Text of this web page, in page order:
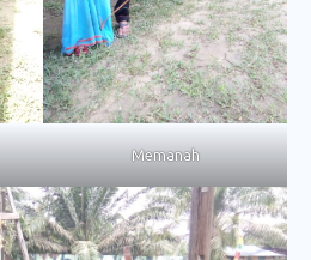
Memanah